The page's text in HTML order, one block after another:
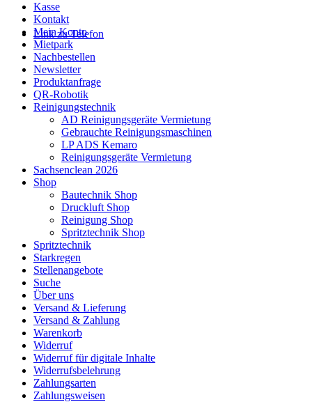
Link zu Telefon
Kasse
Kontakt
Mein Konto
Mietpark
Nachbestellen
Newsletter
Produktanfrage
QR-Robotik
Reinigungstechnik
AD Reinigungsgeräte Vermietung
Gebrauchte Reinigungsmaschinen
LP ADS Kemaro
Reinigungsgeräte Vermietung
Sachsenclean 2026
Shop
Bautechnik Shop
Druckluft Shop
Reinigung Shop
Spritztechnik Shop
Spritztechnik
Starkregen
Stellenangebote
Suche
Über uns
Versand & Lieferung
Versand & Zahlung
Warenkorb
Widerruf
Widerruf für digitale Inhalte
Widerrufsbelehrung
Zahlungsarten
Zahlungsweisen